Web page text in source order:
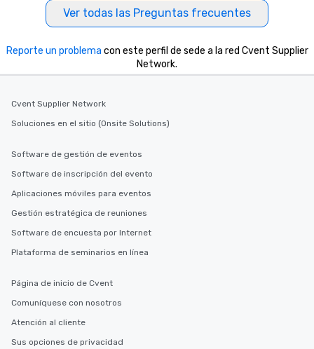
Ver todas las Preguntas frecuentes
Reporte un problema con este perfil de sede a la red Cvent Supplier
Network.
Cvent Supplier Network
Soluciones en el sitio (Onsite Solutions)
Software de gestión de eventos
Software de inscripción del evento
Aplicaciones móviles para eventos
Gestión estratégica de reuniones
Software de encuesta por Internet
Plataforma de seminarios en línea
Página de inicio de Cvent
Comuníquese con nosotros
Atención al cliente
Sus opciones de privacidad